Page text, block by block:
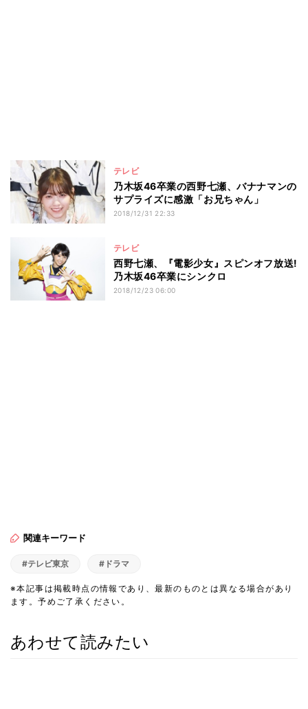
テレビ
乃木坂46卒業の西野七瀬、バナナマンの
サプライズに感激「お兄ちゃん」
2018/12/31 22:33
テレビ
西野七瀬、『電影少女』スピンオフ放送!
乃木坂46卒業にシンクロ
2018/12/23 06:00
関連キーワード
#テレビ東京 #ドラマ
※本記事は掲載時点の情報であり、最新のものとは異なる場合があり
ます。予めご了承ください。
あわせて読みたい